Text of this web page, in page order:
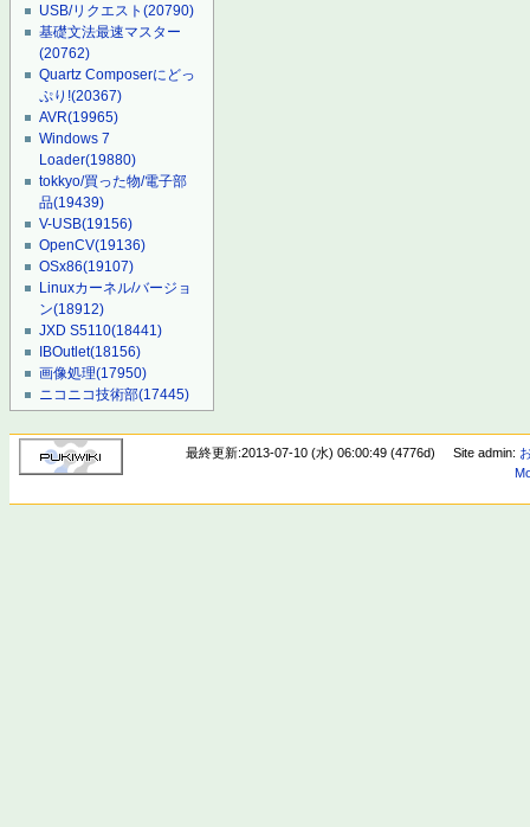
USB/リクエスト(20790)
基礎文法最速マスター
(20762)
Quartz Composerにどっ
ぷり!(20367)
AVR(19965)
Windows 7
Loader(19880)
tokkyo/買った物/電子部
品(19439)
V-USB(19156)
OpenCV(19136)
OSx86(19107)
Linuxカーネル/バージョ
ン(18912)
JXD S5110(18441)
IBOutlet(18156)
画像処理(17950)
ニコニコ技術部(17445)
最終更新:2013-07-10 (水) 06:00:49 (4776d) Site admin: